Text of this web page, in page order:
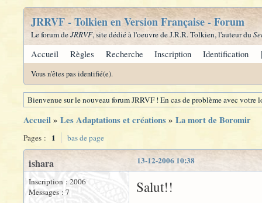
JRRVF - Tolkien en Version Française - Forum
Le forum deJRRVF, site dédié à l'oeuvre de J.R.R. Tolkien, l'auteur du
Accueil Règles Recherche Inscription Identification
Vous n'êtes pas identifié(e).
Bienvenue sur le nouveau forum JRRVF ! En cas de problème avec
Accueil» Les Adaptations et créations» La mort de Boromir
Pages : 1 bas de page
13-12-2006 10:38
ishara
Inscription : 2006
Messages : 7
Salut!!